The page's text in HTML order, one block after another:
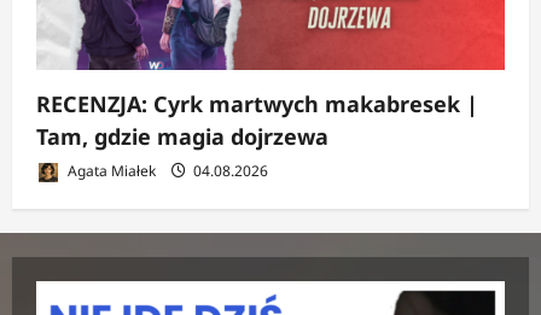
RECENZJA: Cyrk martwych makabresek |
Tam, gdzie magia dojrzewa
Agata Miałek 04.08.2026